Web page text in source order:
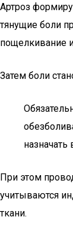
Артроз
тянущие боли
пощелкивание и
Затем боли
назначать
При этом
учитываются
ткани.